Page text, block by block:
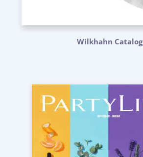
Wilkhahn Catalog